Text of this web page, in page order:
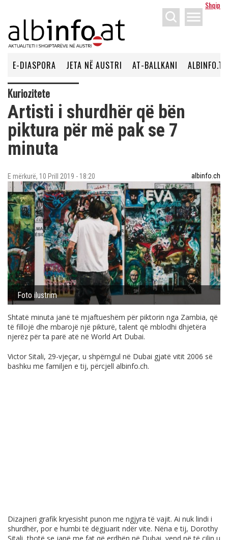
Shqip
menu
E-DIASPORA JETA NË AUSTRI AT-BALLKANI ALBINFO.TV
Kuriozitete
Artisti i shurdhër që bën
piktura për më pak se 7
minuta
E mërkurë, 10 Prill 2019 - 18:20 albinfo.ch
Foto ilustrim
Shtatë minuta janë të mjaftueshëm për piktorin nga Zambia, që
të fillojë dhe mbarojë një pikturë, talent që mblodhi dhjetëra
njerëz për ta parë atë në World Art Dubai.
Victor Sitali, 29-vjeçar, u shpërngul në Dubai gjatë vitit 2006 së
bashku me familjen e tij, përcjell albinfo.ch.
Dizajneri grafik kryesisht punon me ngjyra të vajit. Ai nuk lindi i
shurdhër, por e humbi të dëgjuarit ndër vite. Nëna e tij, Dorothy